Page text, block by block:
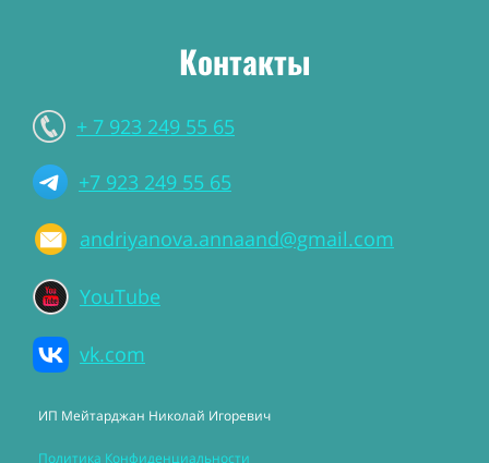
Контакты
+ 7 923 249 55 65
+7 923 249 55 65
andriyanova.annaand@gmail.com
YouTube
vk.com
ИП Мейтарджан Николай Игоревич
Политика Конфиденциальности